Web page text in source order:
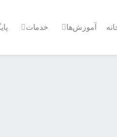
آموزش‌ها خدمات